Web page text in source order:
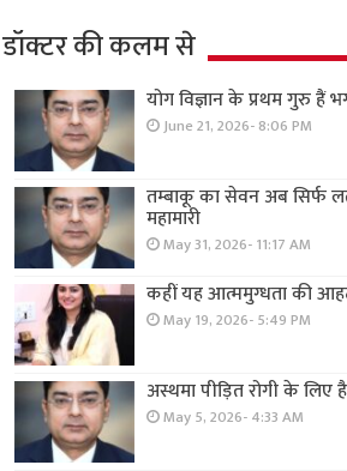
डॉक्टर की कलम से
योग विज्ञान के प्रथम गुरु हैं
June 21, 2026- 8:06 PM
तम्बाकू का सेवन अब सिर्फ
महामारी
May 31, 2026- 11:17 AM
कहीं यह आत्ममुग्धता की
May 19, 2026- 5:49 PM
अस्थमा पीड़ित रोगी के
May 5, 2026- 4:33 AM